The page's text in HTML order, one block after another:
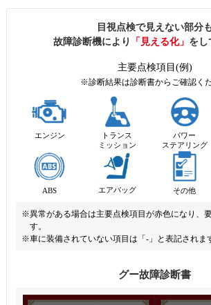
目視点検で見えない部分
故障診断機により
「見える化」 をし
主要点検項目(例)
※診断結果は診断書からご確認く
エンジン
トランス
ミッション
パワー
ステアリング
ABS エアバッグ その他
※異常がある場合は主要点検項目が赤色になり、
す。
※車に装備されていない項目は「-」と表記されま
グー故障診断書